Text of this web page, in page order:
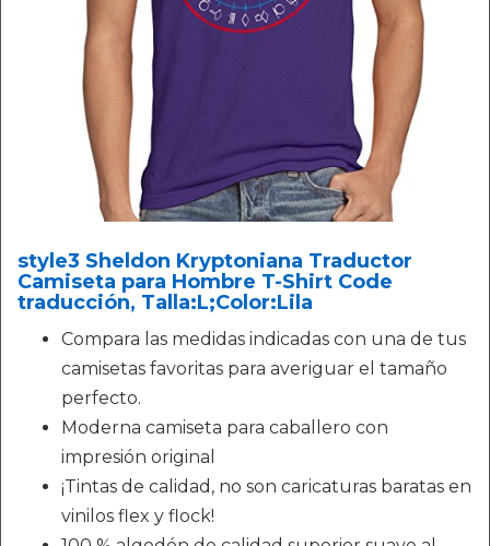
style3 Sheldon Kryptoniana Traductor
Camiseta para Hombre T-Shirt Code
traducción, Talla:L;Color:Lila
Compara las medidas indicadas con una de tus
camisetas favoritas para averiguar el tamaño
perfecto.
Moderna camiseta para caballero con
impresión original
¡Tintas de calidad, no son caricaturas baratas en
vinilos flex y flock!